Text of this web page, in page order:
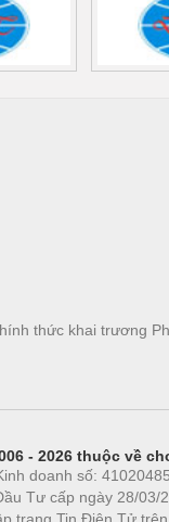
thức khai trương
- 2026 thuộc về
doanh số:
Tư cấp ngày 28/03/
trang Tin Điện Tử